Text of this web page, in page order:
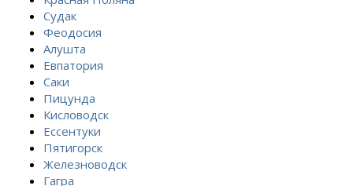
Судак
Феодосия
Алушта
Евпатория
Саки
Пицунда
Кисловодск
Ессентуки
Пятигорск
Железноводск
Гагра